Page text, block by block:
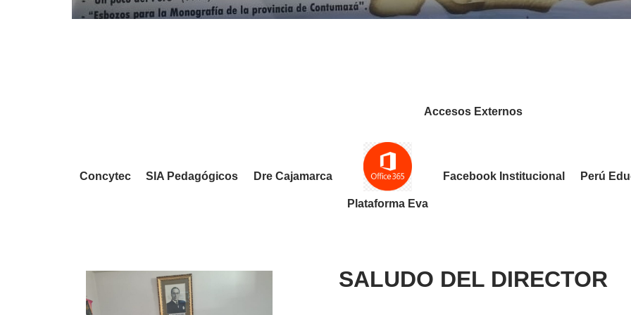
Accesos Externos
Concytec SIA Pedagógicos Dre Cajamarca
Plataforma Eva
Facebook Institucional Perú
SALUDO DEL DIRECTOR